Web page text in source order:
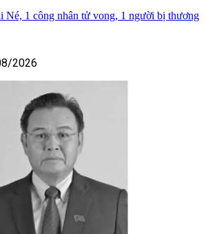
Né, 1 công nhân tử vong, 1 người bị thương
2026